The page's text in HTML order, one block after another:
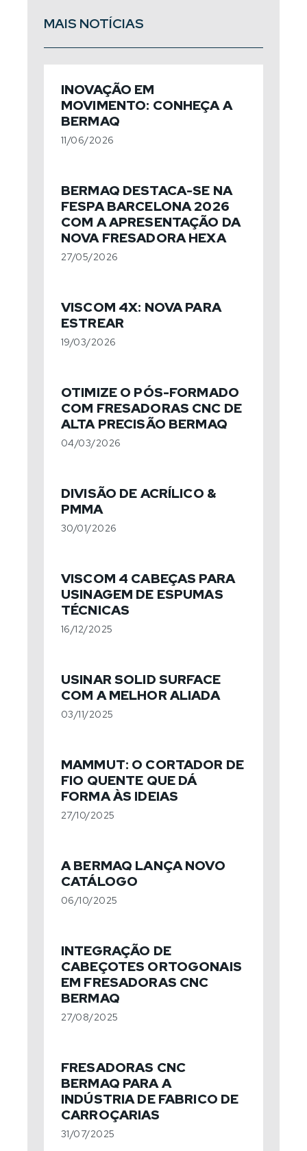
MAIS NOTÍCIAS
INOVAÇÃO EM
MOVIMENTO: CONHEÇA A
BERMAQ
11/06/2026
BERMAQ DESTACA-SE NA
FESPA BARCELONA 2026
COM A APRESENTAÇÃO DA
NOVA FRESADORA HEXA
27/05/2026
VISCOM 4X: NOVA PARA
ESTREAR
19/03/2026
OTIMIZE O PÓS-FORMADO
COM FRESADORAS CNC DE
ALTA PRECISÃO BERMAQ
04/03/2026
DIVISÃO DE ACRÍLICO &
PMMA
30/01/2026
VISCOM 4 CABEÇAS PARA
USINAGEM DE ESPUMAS
TÉCNICAS
16/12/2025
USINAR SOLID SURFACE
COM A MELHOR ALIADA
03/11/2025
MAMMUT: O CORTADOR DE
FIO QUENTE QUE DÁ
FORMA ÀS IDEIAS
27/10/2025
A BERMAQ LANÇA NOVO
CATÁLOGO
06/10/2025
INTEGRAÇÃO DE
CABEÇOTES ORTOGONAIS
EM FRESADORAS CNC
BERMAQ
27/08/2025
FRESADORAS CNC
BERMAQ PARA A
INDÚSTRIA DE FABRICO DE
CARROÇARIAS
31/07/2025